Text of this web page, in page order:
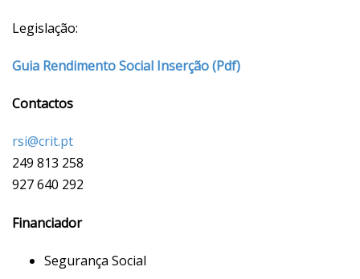
Legislação:
Guia Rendimento Social Inserção (Pdf)
Contactos
rsi@crit.pt
249 813 258
927 640 292
Financiador
Segurança Social